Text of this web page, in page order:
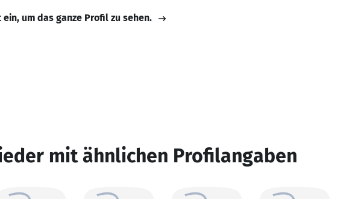
ein, um das ganze Profil zu sehen.
mit ähnlichen Profilangaben